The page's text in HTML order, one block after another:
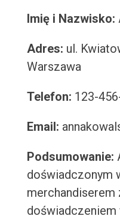
Imię i Nazwisko:
Adres: ul.
Warszawa
Telefon: 123-
Email:
Podsumowanie:
doświadczonym
merchandiserem
doświadczeniem